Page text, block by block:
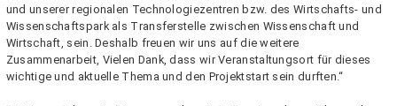
und unserer regionalen Technologiezentren bzw. des Wirtschafts- und
Wissenschaftspark als Transferstelle zwischen Wissenschaft und
Wirtschaft, sein. Deshalb freuen wir uns auf die weitere
Zusammenarbeit, Vielen Dank, dass wir Veranstaltungsort für dieses
wichtige und aktuelle Thema und den Projektstart sein durften.“